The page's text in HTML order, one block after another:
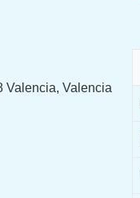
Valencia, Valencia